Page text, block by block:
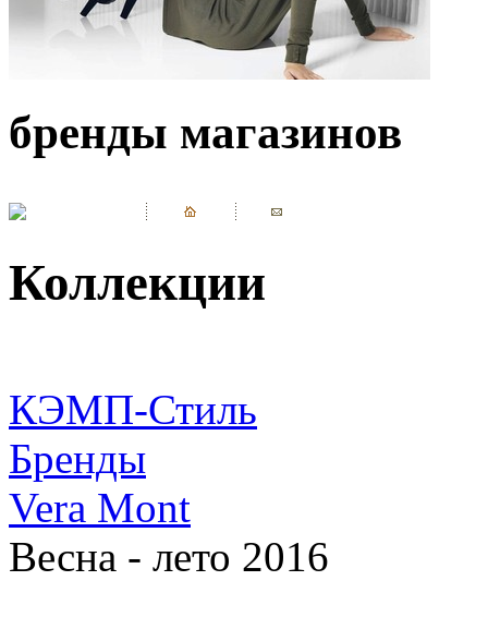
бренды магазинов
Коллекции
КЭМП-Стиль
Бренды
Vera Mont
Весна - лето 2016